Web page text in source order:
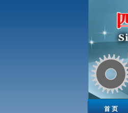
首 页